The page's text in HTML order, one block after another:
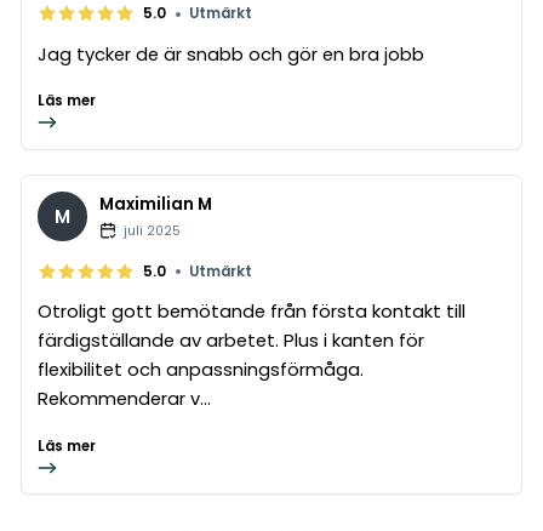
5.0 • Utmärkt
Jag tycker de är snabb och gör en bra jobb
Läs mer
M Maximilian M
juli 2025
5.0 • Utmärkt
Otroligt gott bemötande från första kontakt till
färdigställande av arbetet. Plus i kanten för
flexibilitet och anpassningsförmåga.
Rekommenderar v...
Läs mer